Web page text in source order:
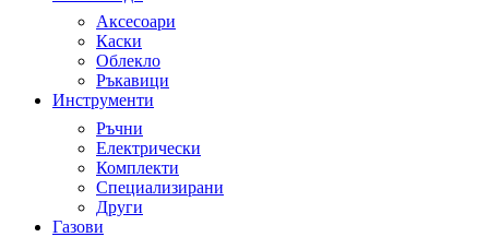
Аксесоари
Каски
Облекло
Ръкавици
Инструменти
Ръчни
Електрически
Комплекти
Специализирани
Други
Газови